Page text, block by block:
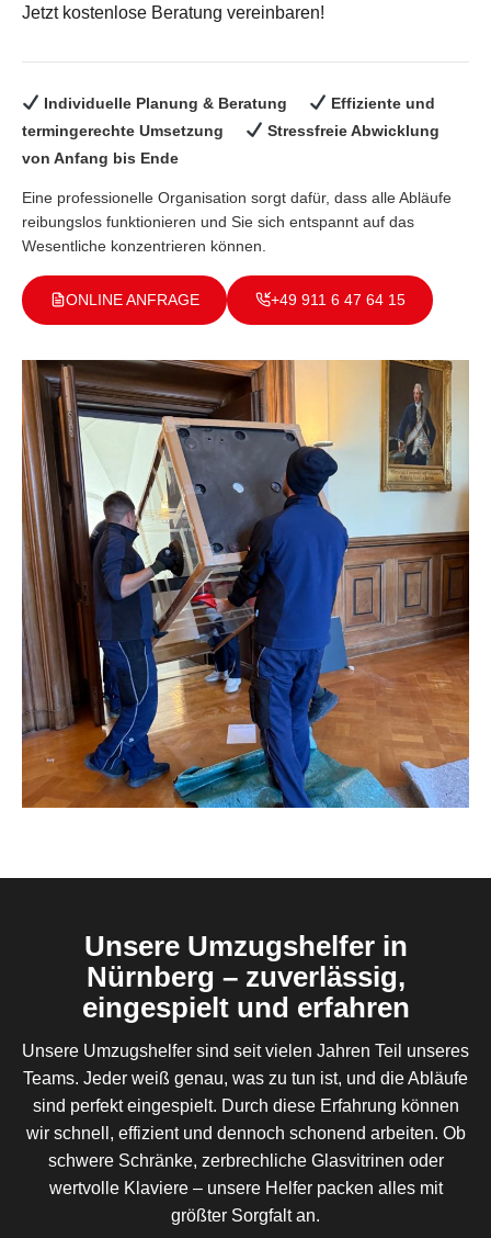
Jetzt kostenlose Beratung vereinbaren!
Individuelle Planung & Beratung
Effiziente und
termingerechte Umsetzung
Stressfreie Abwicklung
von Anfang bis Ende
Eine professionelle Organisation sorgt dafür, dass alle Abläufe
reibungslos funktionieren und Sie sich entspannt auf das
Wesentliche konzentrieren können.
ONLINE ANFRAGE +49 911 6 47 64 15
Unsere Umzugshelfer in
Nürnberg – zuverlässig,
eingespielt und erfahren
Unsere Umzugshelfer sind seit vielen Jahren Teil unseres
Teams. Jeder weiß genau, was zu tun ist, und die Abläufe
sind perfekt eingespielt. Durch diese Erfahrung können
wir schnell, effizient und dennoch schonend arbeiten. Ob
schwere Schränke, zerbrechliche Glasvitrinen oder
wertvolle Klaviere – unsere Helfer packen alles mit
größter Sorgfalt an.